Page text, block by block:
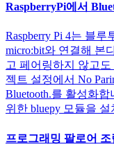
RaspberryPi에서
Raspberry Pi 4는 블
micro:bit와 연결해 본
고 페어링하지 않고
젝트 설정에서 No
Bluetooth.를 활성화
위한 bluepy 모듈을 설
프로그래밍 팔로어 조